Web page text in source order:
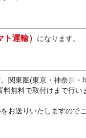
運輸） になります。
関東圏(東京・神奈川・
料無料で取付けまで行い
お送りいたしますので